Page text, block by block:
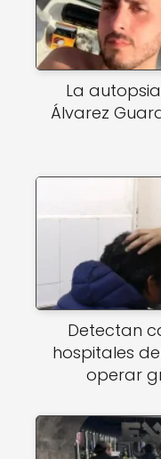
La
Álvarez
Detectan
hospitales
operar